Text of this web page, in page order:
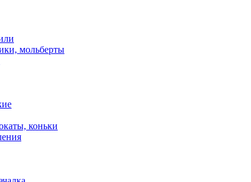
мольберты
коньки